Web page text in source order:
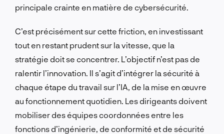
principale crainte en matière de cybersécurité.
C’est précisément sur cette friction, en investissant
tout en restant prudent sur la vitesse, que la
stratégie doit se concentrer. L’objectif n’est pas de
ralentir l’innovation. Il s’agit d’intégrer la sécurité à
chaque étape du travail sur l’IA, de la mise en œuvre
au fonctionnement quotidien. Les dirigeants doivent
mobiliser des équipes coordonnées entre les
fonctions d’ingénierie, de conformité et de sécurité